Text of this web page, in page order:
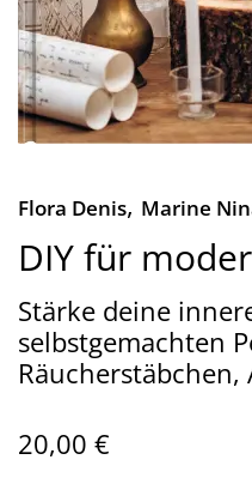
Flora Denis, Marine
DIY für
Stärke deine
selbstgemachten
20,00 €